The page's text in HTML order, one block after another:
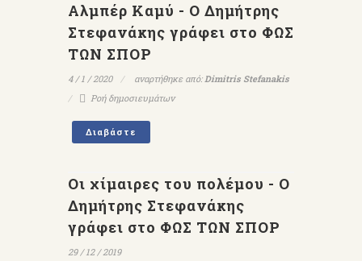
Αλμπέρ Καμύ - Ο Δημήτρης
Στεφανάκης γράφει στο ΦΩΣ
ΤΩΝ ΣΠΟΡ
4 / 1 / 2020 αναρτήθηκε από:Dimitris Stefanakis
Ροή δημοσιευμάτων
Διαβάστε
Οι χίμαιρες του πολέμου - Ο
Δημήτρης Στεφανάκης
γράφει στο ΦΩΣ ΤΩΝ ΣΠΟΡ
29 / 12 / 2019